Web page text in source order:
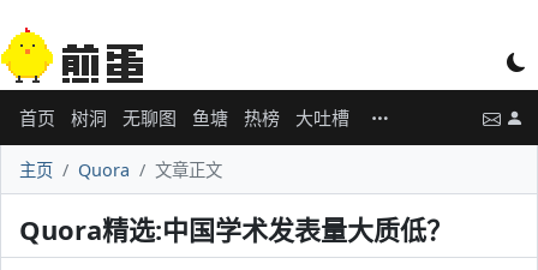
首页 树洞 无聊图 鱼塘 热榜 大吐槽
主页 Quora 文章正文
Quora精选:中国学术发表量大质低？